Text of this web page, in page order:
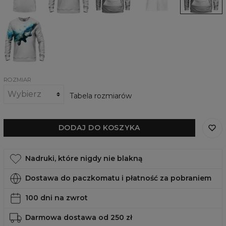
the
Oceans
of
the
Damska
bluza
Protector
of
the
Oceans
ROZMIAR
Tabela rozmiarów
DODAJ DO KOSZYKA
Nadruki, które nigdy nie blakną
Dostawa do paczkomatu i płatność za pobraniem
100 dni na zwrot
Darmowa dostawa od 250 zł